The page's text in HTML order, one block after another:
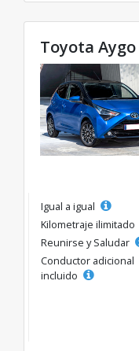
Toyota Aygo
Igual a igual
Kilometraje ilimitado
Reunirse y Saludar
Conductor adicional
incluido